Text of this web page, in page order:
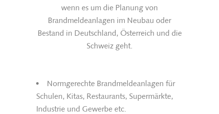
wenn es um die Planung von
Brandmeldeanlagen im Neubau oder
Bestand in Deutschland, Österreich und die
Schweiz geht.
Normgerechte Brandmeldeanlagen für
Schulen, Kitas, Restaurants, Supermärkte,
Industrie und Gewerbe etc.